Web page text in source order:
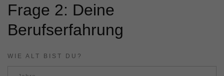
Frage 2: Deine
Berufserfahrung
WIE ALT BIST DU?